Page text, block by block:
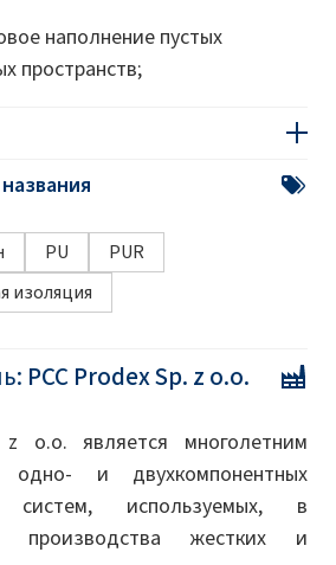
наполнение пустых
пространств;
PU
PUR
изоляция
PCC Prodex Sp. z o.o.
o.o. является многолетним
одно- и двухкомпонентных
систем, используемых, в
производства жестких и